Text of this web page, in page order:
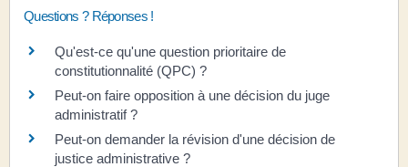
Questions ? Réponses !
Qu'est-ce qu'une question prioritaire de
constitutionnalité (QPC) ?
Peut-on faire opposition à une décision du juge
administratif ?
Peut-on demander la révision d'une décision de
justice administrative ?